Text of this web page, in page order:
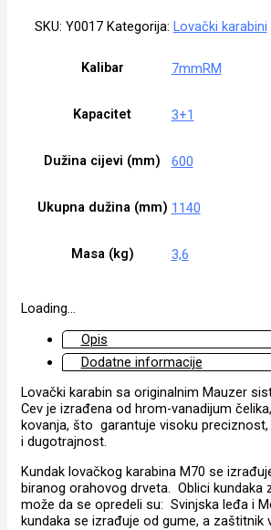
SKU: Y0017 Kategorija: Lovački karabini
Kalibar 7mmRM
Kapacitet 3+1
Dužina cijevi (mm) 600
Ukupna dužina (mm) 1140
Masa (kg) 3,6
Loading...
Opis
Dodatne informacije
Lovački karabin sa originalnim Mauzer
Cev je izrađena od hrom-vanadijum
kovanja, što garantuje visoku
i dugotrajnost.
Kundak lovačkog karabina M70 se
biranog orahovog drveta. Oblici kundaka
može da se opredeli su: Svinjska leđa i
kundaka se izrađuje od gume, a zaštitnik